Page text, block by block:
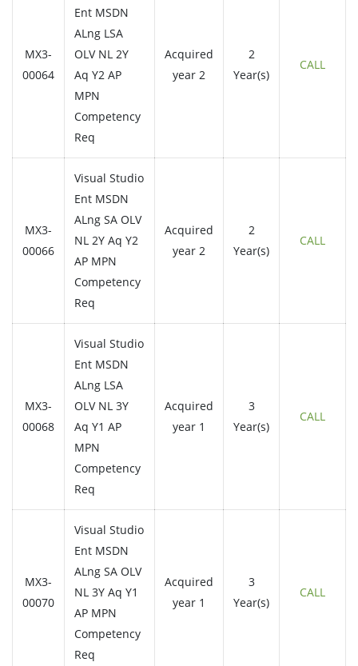
MX3-
00064
Ent MSDN
ALng LSA
OLV NL 2Y
Aq Y2 AP
MPN
Competency
Req
Acquired
year 2
2
Year(s)
CALL
MX3-
00066
Visual Studio
Ent MSDN
ALng SA OLV
NL 2Y Aq Y2
AP MPN
Competency
Req
Acquired
year 2
2
Year(s)
CALL
MX3-
00068
Visual Studio
Ent MSDN
ALng LSA
OLV NL 3Y
Aq Y1 AP
MPN
Competency
Req
Acquired
year 1
3
Year(s)
CALL
MX3-
00070
Visual Studio
Ent MSDN
ALng SA OLV
NL 3Y Aq Y1
AP MPN
Competency
Req
Acquired
year 1
3
Year(s)
CALL